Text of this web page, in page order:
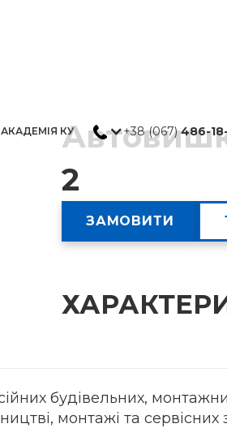
АКАДЕМІЯ КУ +38 (067)486-
2
ЗАМОВИТИ
будівельних,
монтажі та